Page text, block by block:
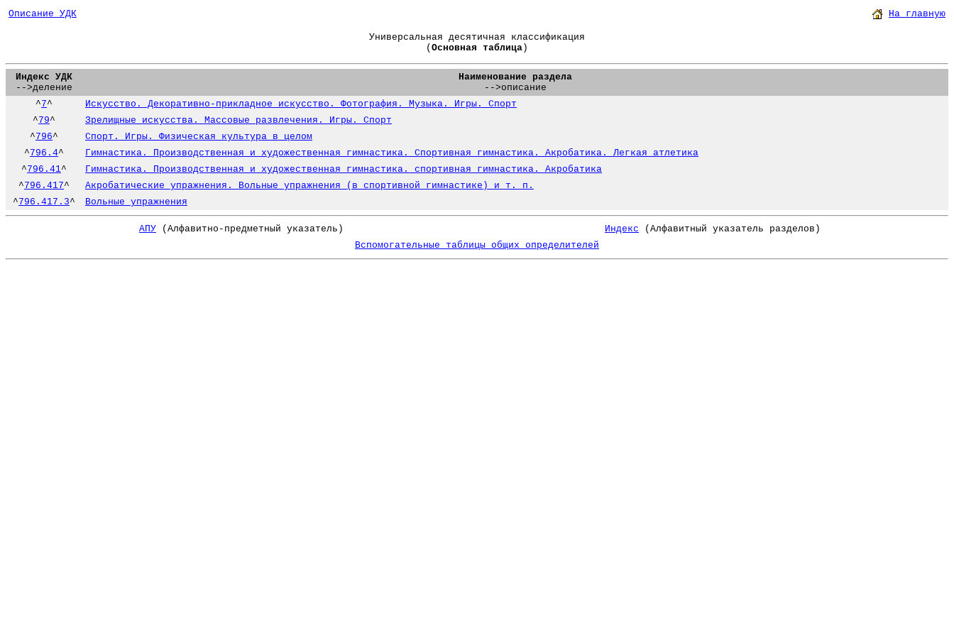
Описание УДК На главную
Универсальная десятичная классификация
( Основная таблица )
Индекс УДК
-->деление
Наименование раздела
-->описание
^7^
Искусство. Декоративно-прикладное искусство. Фотография. Музыка. Игры. Спорт
^79^
Зрелищные искусства. Массовые развлечения. Игры. Спорт
^796^
Спорт. Игры. Физическая культура в целом
^796.4^
Гимнастика. Производственная и художественная гимнастика. Спортивная гимнастика. Акробатика. Легкая атлетика
^796.41^
Гимнастика. Производственная и художественная гимнастика. спортивная гимнастика. Акробатика
^796.417^
Акробатические упражнения. Вольные упражнения (в спортивной гимнастике) и т. п.
^796.417.3^ Вольные упражнения
АПУ (Алфавитно-предметный указатель) Индекс (Алфавитный указатель разделов)
Вспомогательные таблицы общих определителей